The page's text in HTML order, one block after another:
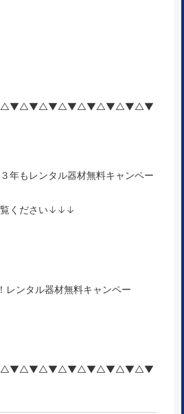
年もレンタル器材無料キャンペー
覧ください↓↓↓
レンタル器材無料キャンペー